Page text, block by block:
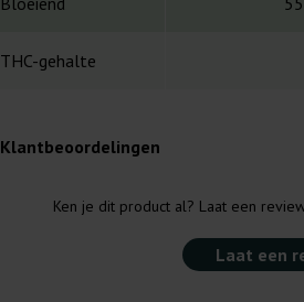
THC-gehalte
Klantbeoordelingen
Ken je dit product al? Laat een
Laat een